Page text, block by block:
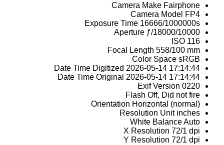
Camera Make Fairphone
Camera Model FP4
Exposure Time 16666/1000000s
Aperture ƒ/18000/10000
ISO 116
Focal Length 558/100 mm
Color Space sRGB
Date Time Digitized 2026-05-14 17:14:44
Date Time Original 2026-05-14 17:14:44
Exif Version 0220
Flash Off, Did not fire
Orientation Horizontal (normal)
Resolution Unit inches
White BalanceAuto
X Resolution 72/1 dpi
Y Resolution 72/1 dpi